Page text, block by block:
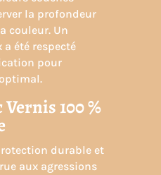
la profondeur
couleur. Un
été respecté
pour
100 %
durable et
aux agressions